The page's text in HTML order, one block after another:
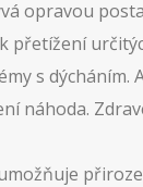
opravou
přetížení
s dýcháním.
náhoda.